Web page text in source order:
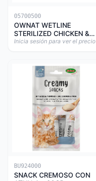
05700500
OWNAT WETLINE
STERILIZED CHICKEN &
TURKEY CAT 85gr
Inicia sesión para ver el precio
BU924000
SNACK CREMOSO CON